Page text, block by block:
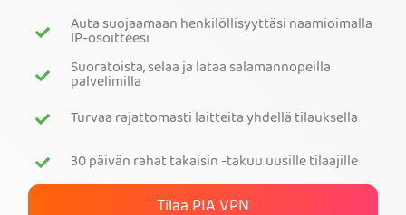
Tilaa PIA VPN
Auta suojaamaan henkilöllisyyttäsi naamioimalla
IP-osoitteesi
Suoratoista, selaa ja lataa salamannopeilla
palvelimilla
Turvaa rajattomasti laitteita yhdellä tilauksella
30 päivän rahat takaisin -takuu uusille tilaajille
Tilaa PIA VPN